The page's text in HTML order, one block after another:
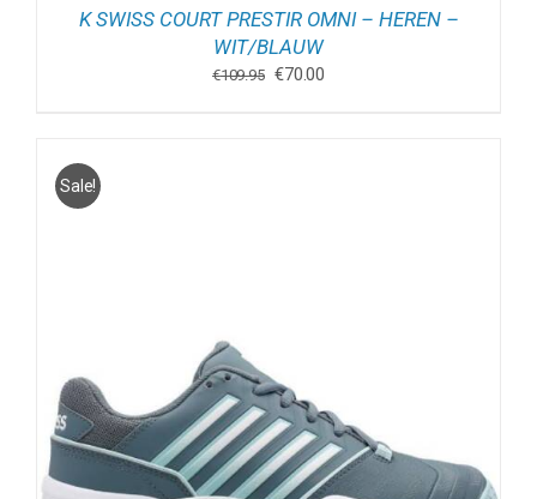
K SWISS COURT PRESTIR OMNI – HEREN –
WIT/BLAUW
€109.95 Oorspronkelijke
€70.00Huidige
Sale!